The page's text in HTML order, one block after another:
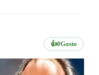
👍0Gosto